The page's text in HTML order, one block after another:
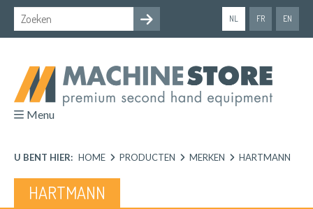
NL FR EN
Menu
U BENT HIER: HOME PRODUCTEN MERKEN HARTMANN
HARTMANN